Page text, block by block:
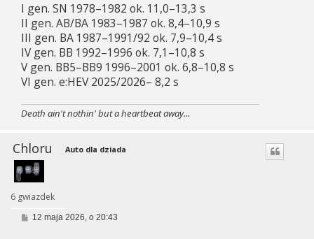
I gen. SN 1978–1982 ok. 11,0–13,3 s
II gen. AB/BA 1983–1987 ok. 8,4–10,9 s
III gen. BA 1987–1991/92 ok. 7,9–10,4 s
IV gen. BB 1992–1996 ok. 7,1–10,8 s
V gen. BB5–BB9 1996–2001 ok. 6,8–10,8 s
VI gen. e:HEV 2025/2026– 8,2 s
Death ain't nothin' but a heartbeat away...
Chloru
6 gwiazdek
Auto dla dziada
P12 maja 2026, o 20:43